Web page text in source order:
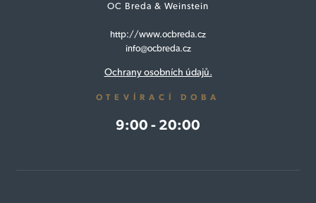
OC Breda & Weinstein
http://www.ocbreda.cz
info@ocbreda.cz
Ochrany osobních údajů.
OTEVÍRACÍ DOBA
9:00 - 20:00